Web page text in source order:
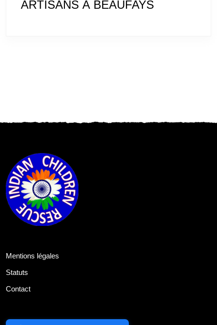
ARTISANS À BEAUFAYS
Mentions légales
Statuts
Contact